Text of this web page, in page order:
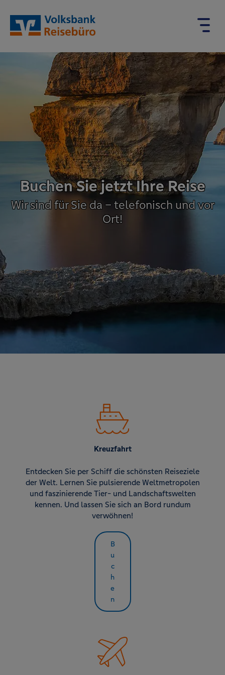
Buchen Sie jetzt Ihre Reise
Wir sind für Sie da – telefonisch und vor
Ort!
Kreuzfahrt
Entdecken Sie per Schiff die schönsten Reiseziele
der Welt. Lernen Sie pulsierende Weltmetropolen
und faszinierende Tier- und Landschaftswelten
kennen. Und lassen Sie sich an Bord rundum
verwöhnen!
B
u
c
h
e
n